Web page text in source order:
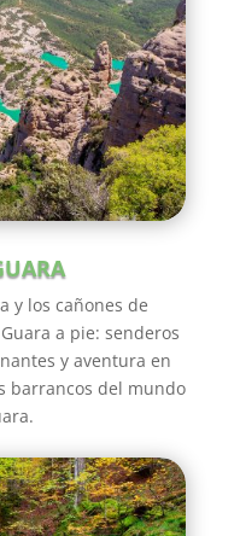
y los cañones de
a pie: senderos
y aventura en
barrancos del mundo